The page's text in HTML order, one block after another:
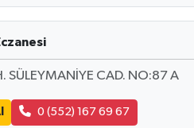
SÜLEYMANİYE CAD. NO:87 A
0 (552) 167 69 67